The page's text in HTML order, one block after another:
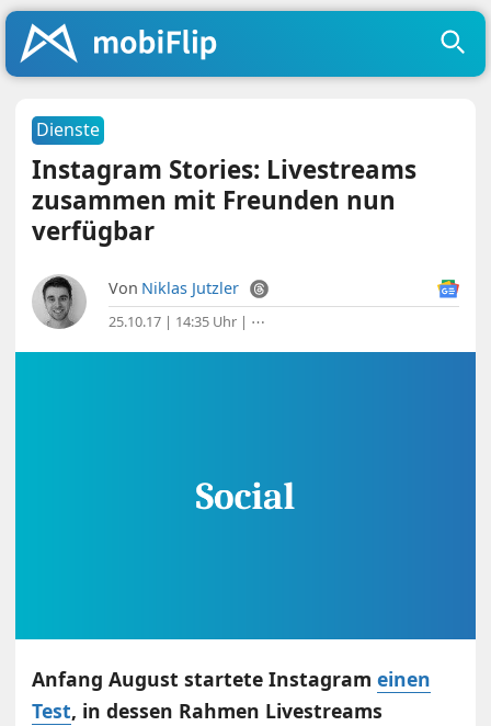
Dienste
Instagram Stories: Livestreams
zusammen mit Freunden nun
verfügbar
Von Niklas Jutzler
25.10.17 | 14:35 Uhr | ⋯
Anfang August startete Instagrameinen
Test, in dessen Rahmen Livestreams